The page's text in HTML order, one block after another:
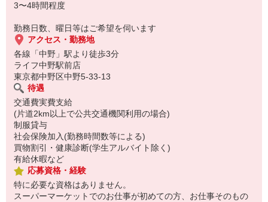
3〜4時間程度
勤務日数、曜日等はご希望を伺います
アクセス・勤務地
各線「中野」駅より徒歩3分
ライフ中野駅前店
東京都中野区中野5-33-13
待遇
交通費実費支給
(片道2km以上で公共交通機関利用の場合)
制服貸与
社会保険加入(勤務時間数等による)
買物割引・健康診断(学生アルバイト除く)
有給休暇など
応募資格・経験
特に必要な資格はありません。
スーパーマーケットでのお仕事が初めての方、お仕事そのもの